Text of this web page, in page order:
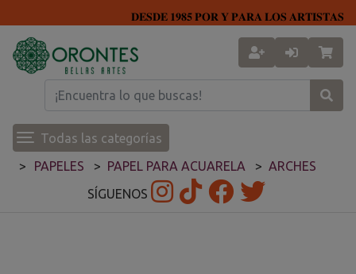
𝐃𝐄𝐒𝐃𝐄 𝟏𝟗𝟖𝟓 𝐏𝐎𝐑 𝐘 𝐏𝐀𝐑𝐀 𝐋𝐎𝐒 𝐀𝐑𝐓𝐈𝐒𝐓𝐀𝐒
Todas las categorías
PAPELES
PAPEL PARA ACUARELA
ARCHES
SÍGUENOS